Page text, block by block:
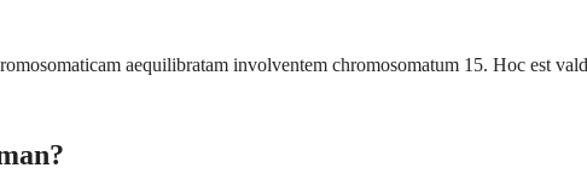
aequilibratam involventem chromosomatum 15. Hoc est